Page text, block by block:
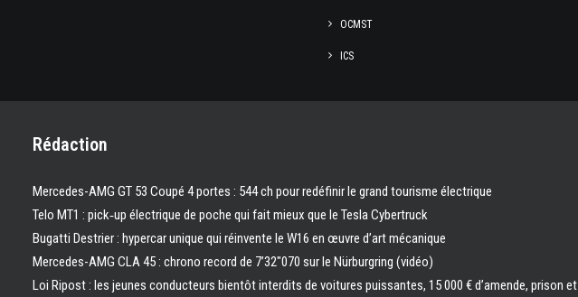
OCMST
ICS
Rédaction
Mercedes-AMG GT 53 Coupé 4 portes : 544 ch pour redéfinir le grand tourisme électrique
Telo MT1 : pick‑up électrique de poche qui fait mieux que le Tesla Cybertruck
Bugatti Destrier : hypercar unique qui réinvente le W16 en œuvre d’art mécanique
Mercedes-AMG CLA 45 : chrono record de 7’32″070 sur le Nürburgring (vidéo)
Loi Ripost : les jeunes conducteurs bientôt interdits de voitures puissantes, 15 000 € d’amende, prison et